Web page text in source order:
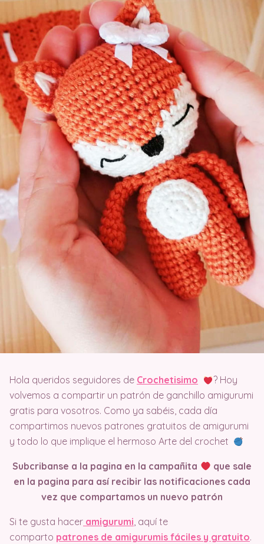
Hola queridos seguidores de Crochetisimo
? Hoy
volvemos a compartir un patrón de ganchillo amigurumi
gratis para vosotros. Como ya sabéis, cada día
compartimos nuevos patrones gratuitos de amigurumi
y todo lo que implique el hermoso Arte del crochet
Subcribanse a la pagina en la campañita
que sale
en la pagina para así recibir las notificaciones cada
vez que compartamos un nuevo patrón
Si te gusta hacer amigurumi, aquí te
comparto patrones de amigurumis fáciles y gratuito.